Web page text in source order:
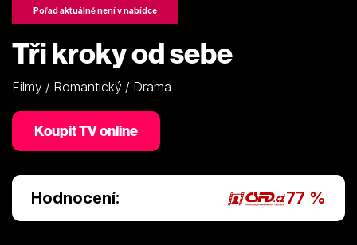
Pořad aktuálně není v nabídce
Tři kroky od sebe
Filmy / Romantický / Drama
Koupit TV online
Hodnocení: 77 %